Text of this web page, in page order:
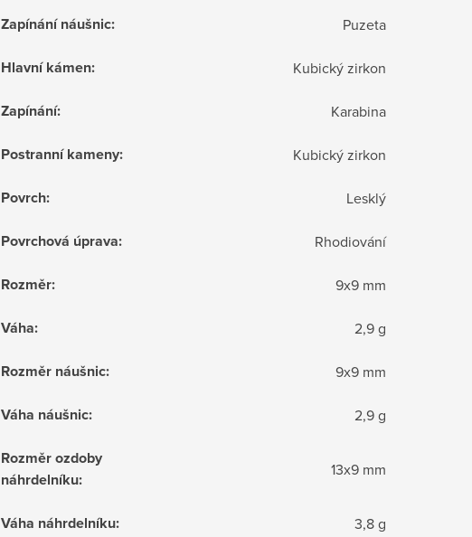
Zapínání náušnic: Puzeta
Hlavní kámen: Kubický zirkon
Zapínání: Karabina
Postranní kameny: Kubický zirkon
Povrch: Lesklý
Povrchová úprava: Rhodiování
Rozměr: 9x9 mm
Váha: 2,9 g
Rozměr náušnic: 9x9 mm
Váha náušnic: 2,9 g
Rozměr ozdoby
náhrdelníku: 13x9 mm
Váha náhrdelníku: 3,8 g